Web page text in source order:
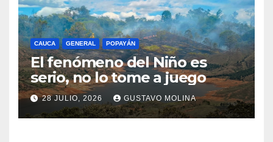
CAUCA GENERAL POPAYÁN
El fenómeno del Niño es
serio, no lo tome a juego
28 JULIO, 2026 GUSTAVO MOLINA